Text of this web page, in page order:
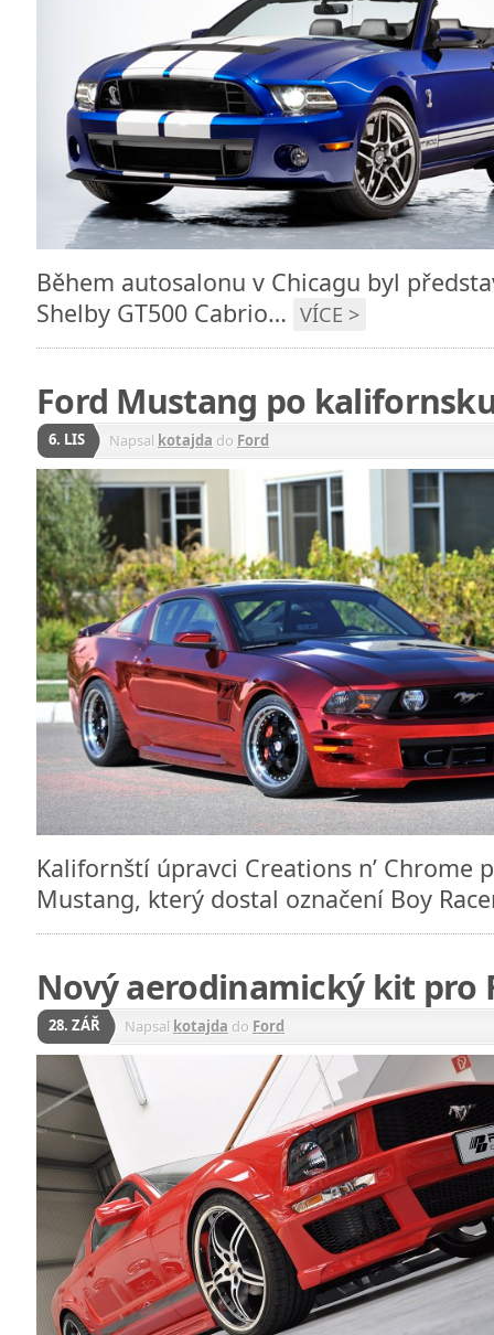
Během autosalonu v Chicagu byl
Shelby GT500 Cabrio… VÍCE >
Ford Mustang po
6. LIS Napsal kotajda do Ford
Kalifornští úpravci Creations n’ Chrome
Mustang, který dostal označení Boy
Nový aerodinamický kit pro
28. ZÁŘ Napsal kotajda do Ford